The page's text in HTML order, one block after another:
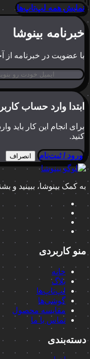
نمایش همه لپ‌تاپ‌ها
خبرنامه بینوشا
با عضویت در خبرنامه از
ابتدا وارد حساب
برای انجام این کار باید
کنید.
ورود / ثبت‌نام انصراف
به کمک بینوشا، ببینید و
منو کاربردی
خانه
بلاگ
لپ‌تاپ‌ها
گوشی‌ها
مقایسه محصول
تماس با ما
دسته‌بندی